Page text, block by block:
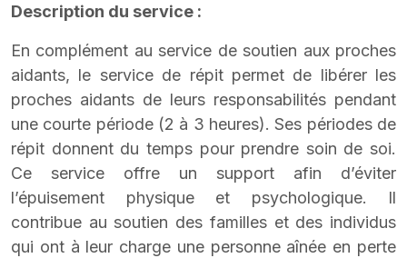
Description du service :
En complément au service de soutien aux proches
aidants, le service de répit permet de libérer les
proches aidants de leurs responsabilités pendant
une courte période (2 à 3 heures). Ses périodes de
répit donnent du temps pour prendre soin de soi.
Ce service offre un support afin d’éviter
l’épuisement physique et psychologique. Il
contribue au soutien des familles et des individus
qui ont à leur charge une personne aînée en perte